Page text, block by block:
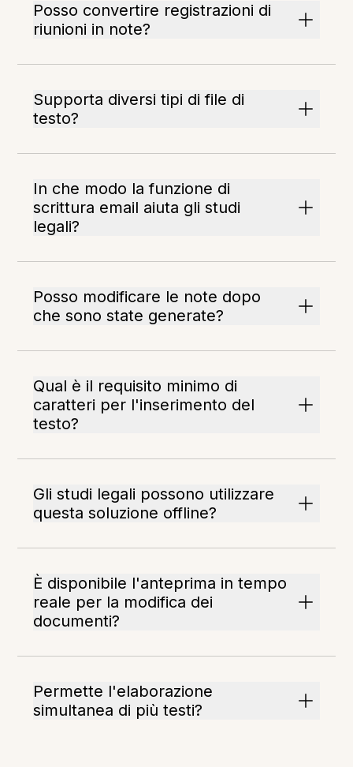
Posso convertire registrazioni di
riunioni in note?
Supporta diversi tipi di file di
testo?
In che modo la funzione di
scrittura email aiuta gli studi
legali?
Posso modificare le note dopo
che sono state generate?
Qual è il requisito minimo di
caratteri per l'inserimento del
testo?
Gli studi legali possono utilizzare
questa soluzione offline?
È disponibile l'anteprima in tempo
reale per la modifica dei
documenti?
Permette l'elaborazione
simultanea di più testi?